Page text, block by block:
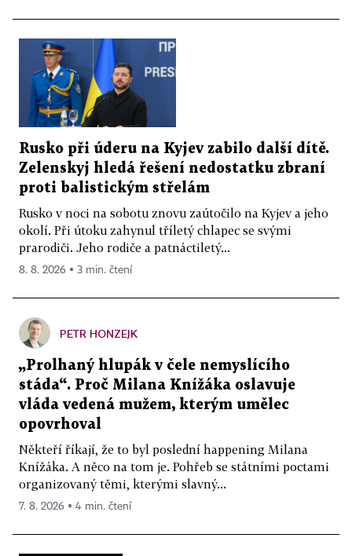
Rusko při úderu na Kyjev zabilo další dítě.
Zelenskyj hledá řešení nedostatku zbraní
proti balistickým střelám
Rusko v noci na sobotu znovu zaútočilo na Kyjev a jeho
okolí. Při útoku zahynul tříletý chlapec se svými
prarodiči. Jeho rodiče a patnáctiletý...
8. 8. 2026 ▪ 3 min. čtení
PETR HONZEJK
„Prolhaný hlupák v čele nemyslícího
stáda“. Proč Milana Knížáka oslavuje
vláda vedená mužem, kterým umělec
opovrhoval
Někteří říkají, že to byl poslední happening Milana
Knížáka. A něco na tom je. Pohřeb se státními poctami
organizovaný těmi, kterými slavný...
7. 8. 2026 ▪ 4 min. čtení